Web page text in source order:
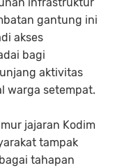
gantung ini
akses
bagi
aktivitas
warga setempat.
jajaran Kodim
tampak
tahapan